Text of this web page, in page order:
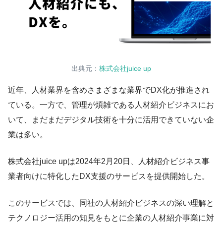
出典元： 株式会社juice up
近年、人材業界を含めさまざまな業界でDX化が推進され
ている。一方で、管理が煩雑である人材紹介ビジネスにお
いて、まだまだデジタル技術を十分に活用できていない企
業は多い。
株式会社juice upは2024年2月20日、人材紹介ビジネス事
業者向けに特化したDX支援のサービスを提供開始した。
このサービスでは、同社の人材紹介ビジネスの深い理解と
テクノロジー活用の知見をもとに企業の人材紹介事業に対